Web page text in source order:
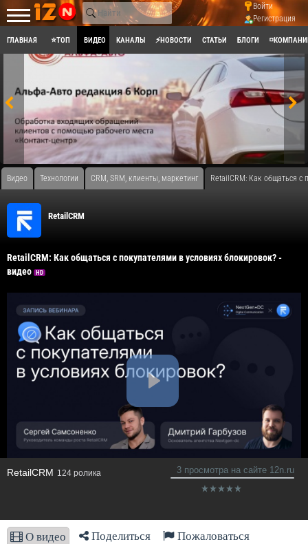
Войти
Регистрация
ГЛАВНАЯ ⭐ТОП ВИДЕО КАНАЛЫ ⚡НОВОСТИ СТАТЬИ БЛОГИ
Видео Технологии CRM, SRM, клиенты, маркетинг ​RetailCRM: Как общаться с
RetailCRM
​RetailCRM: Как общаться с покупателями в условиях блокировок? -
видео
HD
RetailCRM 124 ролика 3 просмотра на сайте 12n.ru
О видео Поделиться Пожаловаться